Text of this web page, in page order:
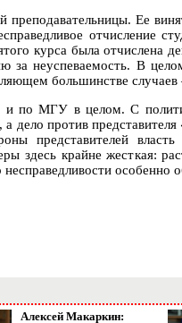
преподавательницы. Ее
отчисление
курса была отчислена
за неуспеваемость. В
большинстве случаев
по МГУ в целом. С
дело против
представителей
здесь крайне жесткая:
особенно
Алексей Макаркин: